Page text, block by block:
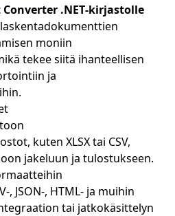
.NET‑kirjastolle
moniin
tekee siitä ihanteellisen
ja
kuten XLSX tai CSV,
jakeluun ja tulostukseen.
JSON‑, HTML‑ ja muihin
tai jatkokäsittelyn